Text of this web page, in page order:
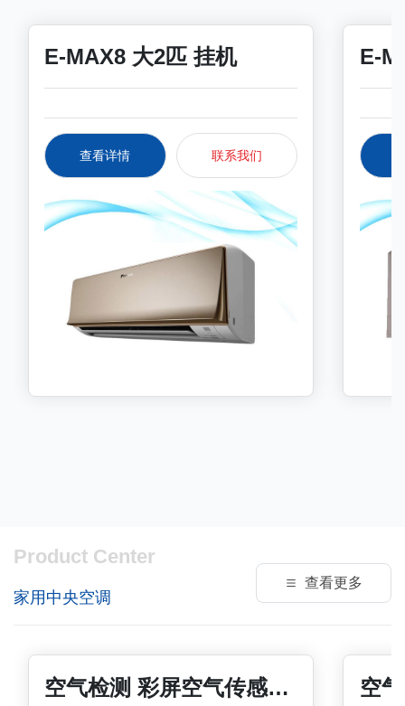
E-MAX8 大2匹 挂机
查看详情 联系我们
E-
Product Center
家用中央空调
查看更多
空气检测 彩屏空气传感器
空气